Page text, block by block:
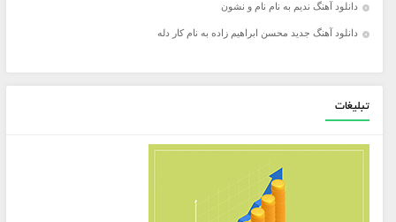
دانلود آهنگ ندیم به نام نام و نشون
دانلود آهنگ جدید محسن ابراهیم زاده به نام کار دله
تبلیغات